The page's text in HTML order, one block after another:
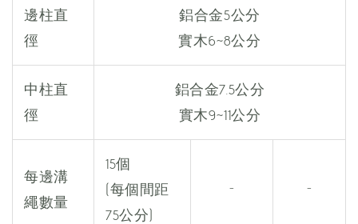
邊柱直
徑
鋁合金5公分
實木6~8公分
中柱直
徑
鋁合金7.5公分
實木9~11公分
每邊溝
繩數量
15個
(每個間距
75公分)
- -